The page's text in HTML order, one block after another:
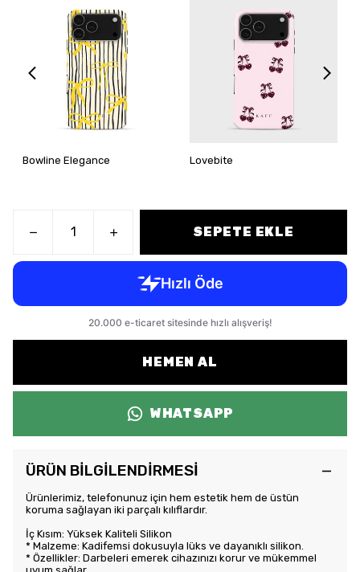
Bowline Elegance Lovebite
SEPETE EKLE
HEMEN AL
WHATSAPP
ÜRÜN BİLGİLENDİRMESİ
Ürünlerimiz, telefonunuz için hem estetik hem de üstün
koruma sağlayan iki parçalı kılıflardır.
İç Kısım: Yüksek Kaliteli Silikon
* Malzeme: Kadifemsi dokusuyla lüks ve dayanıklı silikon.
* Özellikler: Darbeleri emerek cihazınızı korur ve mükemmel